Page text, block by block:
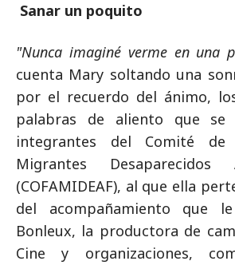
Sanar un poquito
"Nunca imaginé verme en una
cuenta Mary soltando una
por el recuerdo del ánimo,
palabras de aliento que
integrantes del Comité de
Migrantes
(COFAMIDEAF), al que ella
del acompañamiento que
Bonleux, la productora de
Cine y organizaciones,